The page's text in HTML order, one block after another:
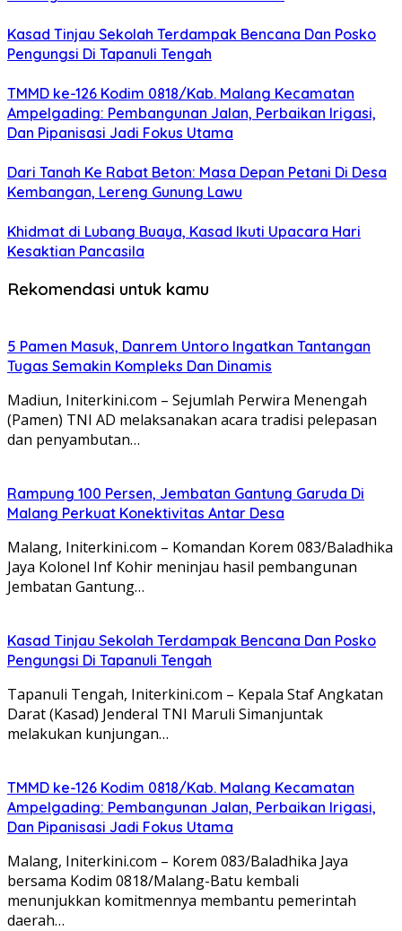
Kasad Tinjau Sekolah Terdampak Bencana Dan Posko
Pengungsi Di Tapanuli Tengah
TMMD ke-126 Kodim 0818/Kab. Malang Kecamatan
Ampelgading: Pembangunan Jalan, Perbaikan Irigasi,
Dan Pipanisasi Jadi Fokus Utama
Dari Tanah Ke Rabat Beton: Masa Depan Petani Di Desa
Kembangan, Lereng Gunung Lawu
Khidmat di Lubang Buaya, Kasad Ikuti Upacara Hari
Kesaktian Pancasila
Rekomendasi untuk kamu
5 Pamen Masuk, Danrem Untoro Ingatkan Tantangan
Tugas Semakin Kompleks Dan Dinamis
Madiun, Initerkini.com – Sejumlah Perwira Menengah
(Pamen) TNI AD melaksanakan acara tradisi pelepasan
dan penyambutan…
Rampung 100 Persen, Jembatan Gantung Garuda Di
Malang Perkuat Konektivitas Antar Desa
Malang, Initerkini.com – Komandan Korem 083/Baladhika
Jaya Kolonel Inf Kohir meninjau hasil pembangunan
Jembatan Gantung…
Kasad Tinjau Sekolah Terdampak Bencana Dan Posko
Pengungsi Di Tapanuli Tengah
Tapanuli Tengah, Initerkini.com – Kepala Staf Angkatan
Darat (Kasad) Jenderal TNI Maruli Simanjuntak
melakukan kunjungan…
TMMD ke-126 Kodim 0818/Kab. Malang Kecamatan
Ampelgading: Pembangunan Jalan, Perbaikan Irigasi,
Dan Pipanisasi Jadi Fokus Utama
Malang, Initerkini.com – Korem 083/Baladhika Jaya
bersama Kodim 0818/Malang-Batu kembali
menunjukkan komitmennya membantu pemerintah
daerah…